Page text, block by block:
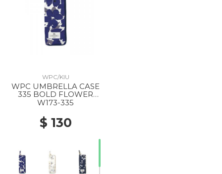
WPC/KIU
WPC UMBRELLA CASE
335 BOLD FLOWER
NAVY
W173-335
$ 130